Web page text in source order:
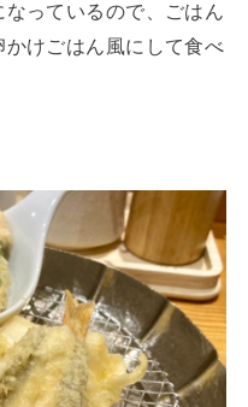
っているので、ごはん
けごはん風にして食べ